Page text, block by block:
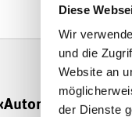
Diese
Wir
und die
Website an
der Dienste
in